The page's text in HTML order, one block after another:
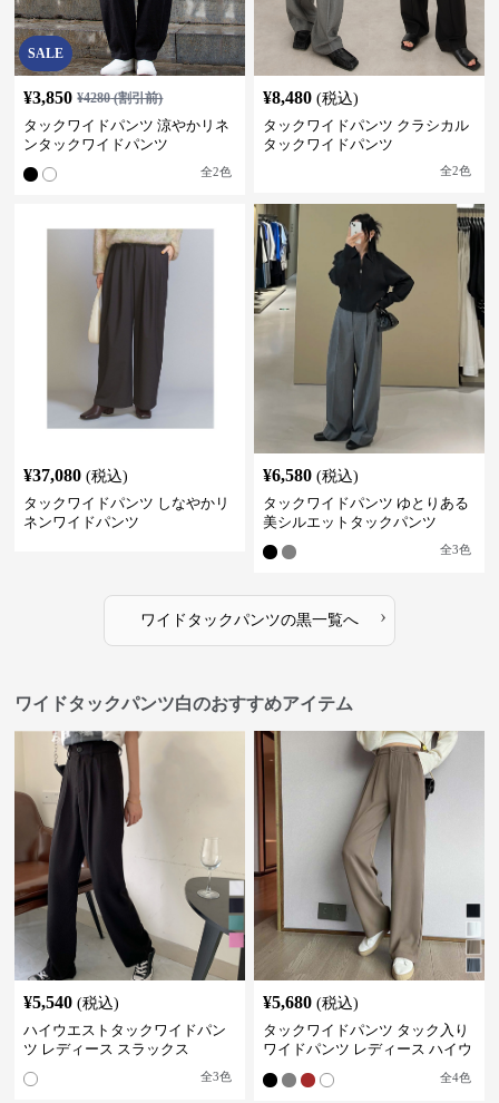
SALE
¥3,850 ¥4280(割引前)
タックワイドパンツ 涼やかリネ
ンタックワイドパンツ
全2色
¥8,480 (税込)
タックワイドパンツ クラシカル
タックワイドパンツ
全2色
¥37,080 (税込)
タックワイドパンツ しなやかリ
ネンワイドパンツ
¥6,580 (税込)
タックワイドパンツ ゆとりある
美シルエットタックパンツ
全3色
ワイドタックパンツの黒一覧へ ›
ワイドタックパンツ白のおすすめアイテム
¥5,540 (税込)
ハイウエストタックワイドパン
ツ レディース スラックス
全3色
¥5,680 (税込)
タックワイドパンツ タック入り
ワイドパンツ レディース ハイウ
全4色